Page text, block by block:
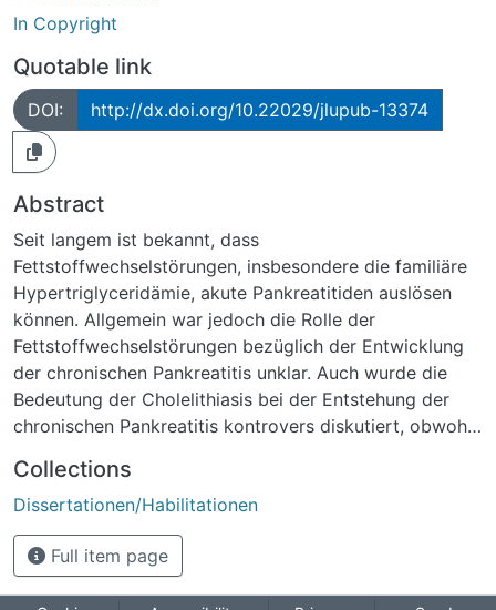
In Copyright
Quotable link
DOI: http://dx.doi.org/10.22029/jlupub-13374
Abstract
Seit langem ist bekannt, dass
Fettstoffwechselstörungen, insbesondere die familiäre
Hypertriglyceridämie, akute Pankreatitiden auslösen
können. Allgemein war jedoch die Rolle der
Fettstoffwechselstörungen bezüglich der Entwicklung
der chronischen Pankreatitis unklar. Auch wurde die
Bedeutung der Cholelithiasis bei der Entstehung der
chronischen Pankreatitis kontrovers diskutiert, obwohl
durch Gallensteine oder Sludge ausgelöst werden. Seit
kurzem ist mit dem fäkalen Elastase 1-Test ein neuer
indirekter Test zur Messung der exokrinen
Pankreasfunktionsleistung auf dem Markt, der Studien,
Collections
Dissertationen/Habilitationen
Full item page